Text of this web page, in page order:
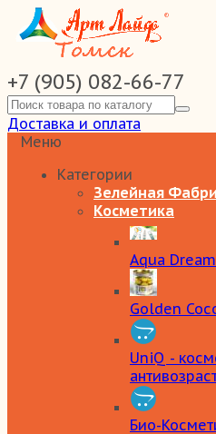
+7 (905) 082-66-77
Доставка и оплата
Меню
Категории
Зелейная
Косметика
Aqua Dream
Golden
UniQ -
Био-